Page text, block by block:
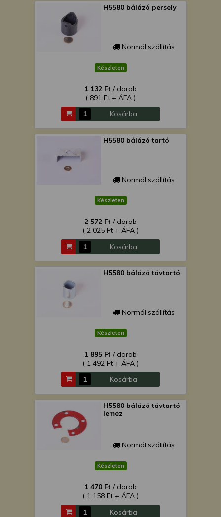
H5580 bálázó persely
Normál szállítás
Készleten
1 132 Ft / darab
( 891 Ft + ÁFA )
Kosárba
H5580 bálázó tartó
Normál szállítás
Készleten
2 572 Ft / darab
( 2 025 Ft + ÁFA )
Kosárba
H5580 bálázó távtartó
Normál szállítás
Készleten
1 895 Ft / darab
( 1 492 Ft + ÁFA )
Kosárba
H5580 bálázó távtartó
lemez
Normál szállítás
Készleten
1 470 Ft / darab
( 1 158 Ft + ÁFA )
Kosárba